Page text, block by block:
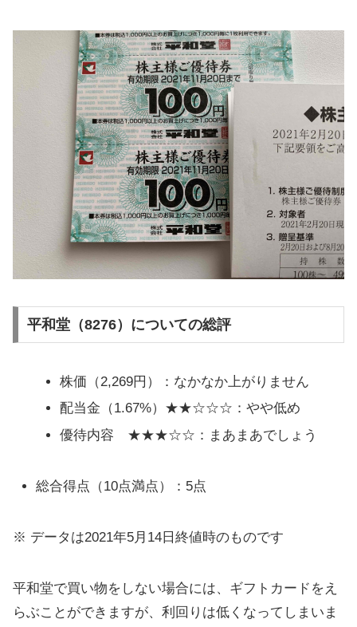
平和堂（8276）についての総評
株価（2,269円）：なかなか上がりません
配当金（1.67%）★★☆☆☆：やや低め
優待内容 ★★★☆☆：まあまあでしょう
総合得点（10点満点）：5点
※ データは2021年5月14日終値時のものです
平和堂で買い物をしない場合には、ギフトカードをえ
らぶことができますが、利回りは低くなってしまいま